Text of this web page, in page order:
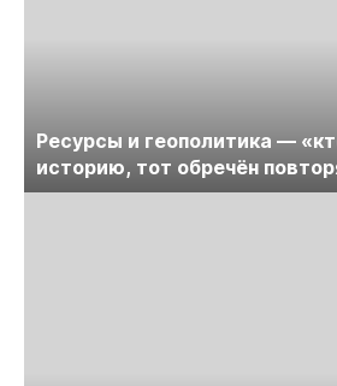
Ресурсы и геополитика —
историю, тот обречён